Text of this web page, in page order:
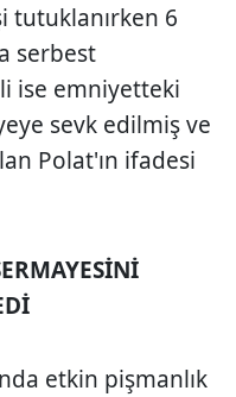
tutuklanırken 6
serbest
ise emniyetteki
sevk edilmiş ve
Polat'ın ifadesi
etkin pişmanlık